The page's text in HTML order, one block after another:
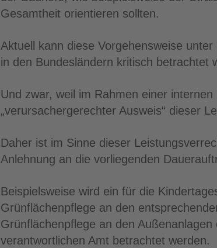
Gesamtheit orientieren sollten.
Aktuell kann diese Vorgehensweise
in den Bundesländern kritisch betrachtet
Und zwar, weil im Rahmen einer
„verursachergerechter Ausweis“ dieser
Daher ist im Sinne dieser
Anlehnung an die vorliegenden
Beispielsweise wird ein für die
Grünflächenpflege an den
Grünflächenpflege an den
verantwortlichen Amt betrachtet werden.